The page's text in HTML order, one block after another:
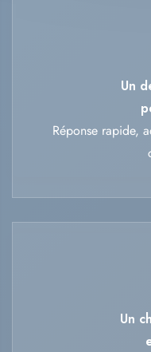
Un
Réponse rapide,
Un